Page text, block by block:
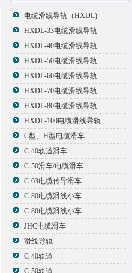
电缆滑线导轨（HXDL)
HXDL-33电缆滑线导轨
HXDL-40电缆滑线导轨
HXDL-50电缆滑线导轨
HXDL-60电缆滑线导轨
HXDL-70电缆滑线导轨
HXDL-80电缆滑线导轨
HXDL-100电缆滑线导轨
C型、H型电缆滑车
C-40轨道滑车
C-50滑车/电缆滑车
C-63电缆传导滑车
C-80电缆滑线小车
C-80电缆滑线小车
JHC电缆滑车
滑线导轨
C-40轨道
C-50轨道